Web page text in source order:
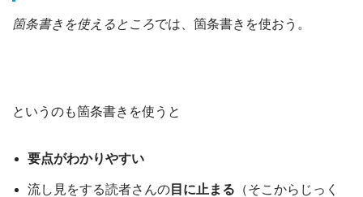
箇条書きを使えるところでは、箇条書きを使おう。
というのも箇条書きを使うと
要点がわかりやすい
流し見をする読者さんの 目に止まる （そこからじっく